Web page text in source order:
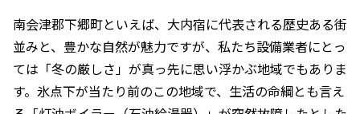
南会津郡下郷町といえば、大内宿に代表される歴史ある街
並みと、豊かな自然が魅力ですが、私たち設備業者にとっ
ては「冬の厳しさ」が真っ先に思い浮かぶ地域でもありま
す。氷点下が当たり前のこの地域で、生活の命綱とも言え